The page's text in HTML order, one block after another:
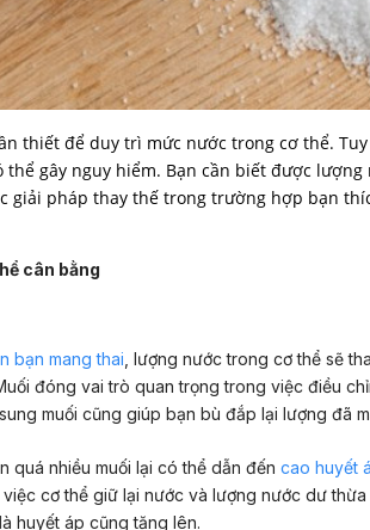
thiết để duy trì mức nước trong cơ thể.
thể gây nguy hiểm. Bạn cần biết được
giải pháp thay thế trong trường hợp bạn
cân bằng
bạn mang thai , lượng nước trong cơ thể sẽ
đóng vai trò quan trọng trong việc điều
muối cũng giúp bạn bù đắp lại lượng đã
quá nhiều muối lại có thể dẫn đến cao huyết
cơ thể giữ lại nước và lượng nước dư
huyết áp cũng tăng lên.